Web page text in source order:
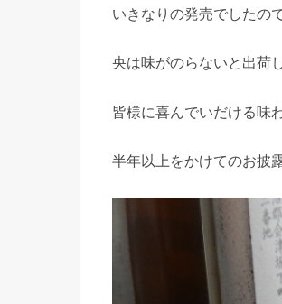
いきなりの発売でしたの
央は味がのらないと出荷
皆様に喜んでいだける味
半年以上をかけてのお披